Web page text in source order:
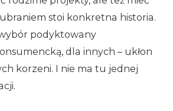
stoi konkretna historia.
podyktowany
dla innych – ukłon
korzeni. I nie ma tu jednej